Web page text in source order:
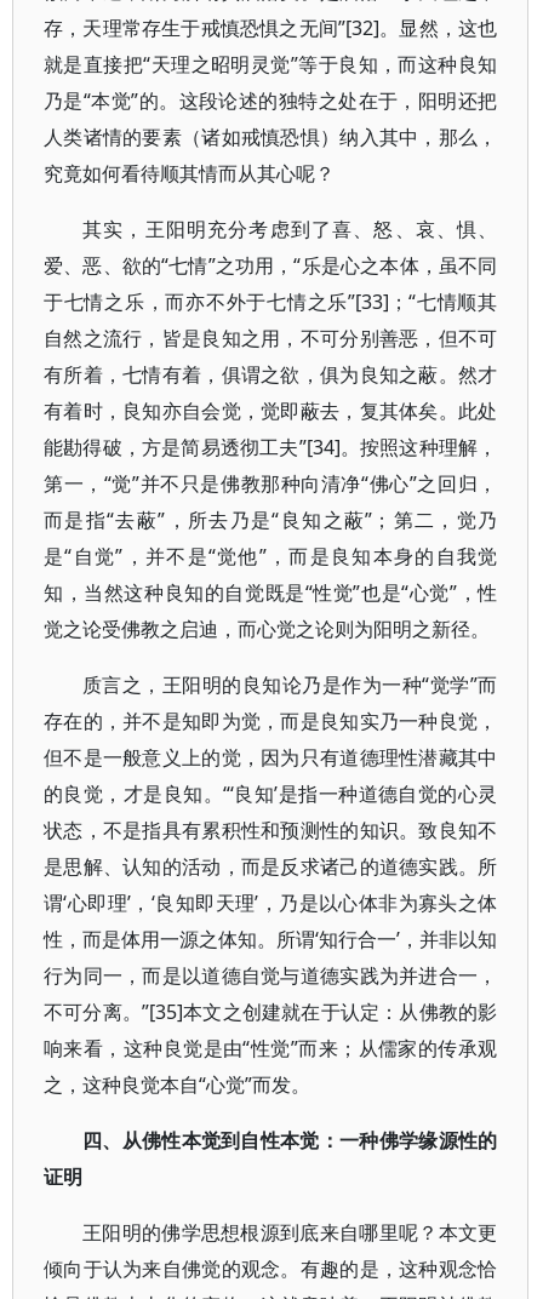
存，天理常存生于戒慎恐惧之无间”[32]。显然，这也
就是直接把“天理之昭明灵觉”等于良知，而这种良知
乃是“本觉”的。这段论述的独特之处在于，阳明还把
人类诸情的要素（诸如戒慎恐惧）纳入其中，那么，
究竟如何看待顺其情而从其心呢？
其实，王阳明充分考虑到了喜、怒、哀、惧、
爱、恶、欲的“七情”之功用，“乐是心之本体，虽不同
于七情之乐，而亦不外于七情之乐”[33]；“七情顺其
自然之流行，皆是良知之用，不可分别善恶，但不可
有所着，七情有着，俱谓之欲，俱为良知之蔽。然才
有着时，良知亦自会觉，觉即蔽去，复其体矣。此处
能勘得破，方是简易透彻工夫”[34]。按照这种理解，
第一，“觉”并不只是佛教那种向清净“佛心”之回归，
而是指“去蔽”，所去乃是“良知之蔽”；第二，觉乃
是“自觉”，并不是“觉他”，而是良知本身的自我觉
知，当然这种良知的自觉既是“性觉”也是“心觉”，性
觉之论受佛教之启迪，而心觉之论则为阳明之新径。
质言之，王阳明的良知论乃是作为一种“觉学”而
存在的，并不是知即为觉，而是良知实乃一种良觉，
但不是一般意义上的觉，因为只有道德理性潜藏其中
的良觉，才是良知。“‘良知’是指一种道德自觉的心灵
状态，不是指具有累积性和预测性的知识。致良知不
是思解、认知的活动，而是反求诸己的道德实践。所
谓‘心即理’，‘良知即天理’，乃是以心体非为寡头之体
性，而是体用一源之体知。所谓‘知行合一’，并非以知
行为同一，而是以道德自觉与道德实践为并进合一，
不可分离。”[35]本文之创建就在于认定：从佛教的影
响来看，这种良觉是由“性觉”而来；从儒家的传承观
之，这种良觉本自“心觉”而发。
四、从佛性本觉到自性本觉：一种佛学缘源性的
证明
王阳明的佛学思想根源到底来自哪里呢？本文更
倾向于认为来自佛觉的观念。有趣的是，这种观念恰